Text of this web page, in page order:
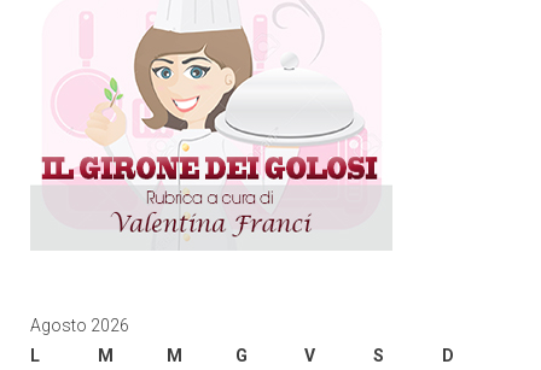
Agosto 2026
L
M M G V S
D